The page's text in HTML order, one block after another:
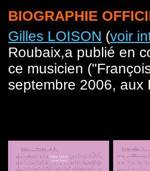
BIOGRAPHIE
Gilles LOISON (voir
Roubaix,a publié en
ce musicien
septembre 2006, aux